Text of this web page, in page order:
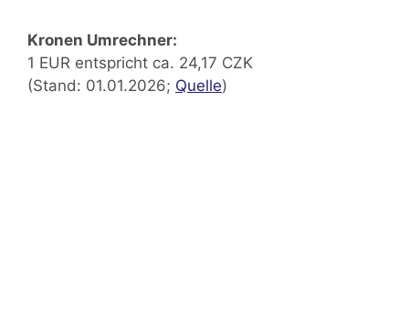
Kronen Umrechner:
1 EUR entspricht ca. 24,17 CZK
(Stand: 01.01.2026; Quelle)